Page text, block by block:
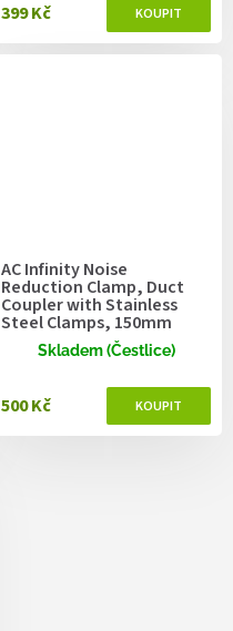
399 Kč
AC Infinity Noise
Reduction Clamp, Duct
Coupler with Stainless
Steel Clamps, 150mm
Skladem (Čestlice)
500 Kč